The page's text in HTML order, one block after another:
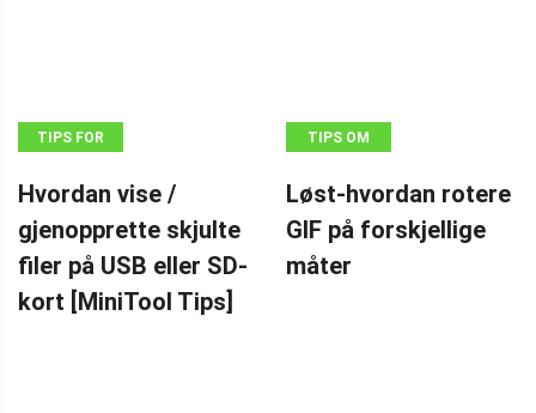
TIPS FOR
AV DATA
Hvordan vise /
gjenopprette skjulte
filer på USB eller SD-
kort [MiniTool Tips]
TIPS OM
Løst-hvordan rotere
GIF på forskjellige
måter